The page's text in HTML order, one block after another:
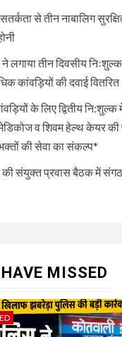
बैठक में संगठन विस्तार
पर जोर
से तीन नाबालिग
लगाया तीन दिवसीय
कांवड़ियों की दवाई वितरित
के लिए द्वितीय
व शिवम हेल्थ केयर की
की सेवा का संकल्प*
की संयुक्त प्रवास बैठक में
MISSED